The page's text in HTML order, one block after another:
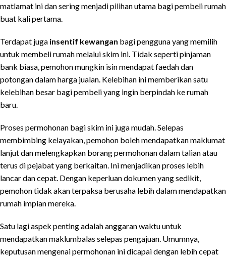
matlamat ini dan sering menjadi pilihan utama bagi pembeli rumah
buat kali pertama.
Terdapat juga insentif kewangan bagi pengguna yang memilih
untuk membeli rumah melalui skim ini. Tidak seperti pinjaman
bank biasa, pemohon mungkin isin mendapat faedah dan
potongan dalam harga jualan. Kelebihan ini memberikan satu
kelebihan besar bagi pembeli yang ingin berpindah ke rumah
baru.
Proses permohonan bagi skim ini juga mudah. Selepas
membimbing kelayakan, pemohon boleh mendapatkan maklumat
lanjut dan melengkapkan borang permohonan dalam talian atau
terus di pejabat yang berkaitan. Ini menjadikan proses lebih
lancar dan cepat. Dengan keperluan dokumen yang sedikit,
pemohon tidak akan terpaksa berusaha lebih dalam mendapatkan
rumah impian mereka.
Satu lagi aspek penting adalah anggaran waktu untuk
mendapatkan maklumbalas selepas pengajuan. Umumnya,
keputusan mengenai permohonan ini dicapai dengan lebih cepat